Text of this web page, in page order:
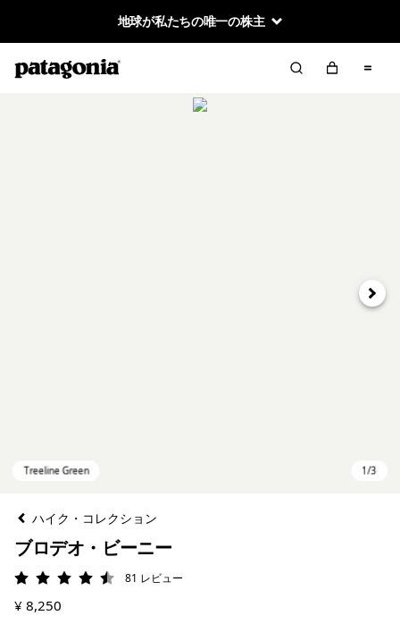
地球が私たちの唯一の株主
次へ
ハイク・コレクション
ブロデオ・ビーニー
評価: 4.5 / 5
81 レビュー
¥ 8,250